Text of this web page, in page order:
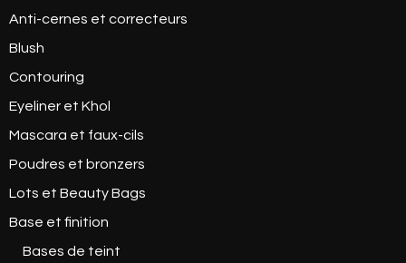
Anti-cernes et correcteurs
Blush
Contouring
Eyeliner et Khol
Mascara et faux-cils
Poudres et bronzers
Lots et Beauty Bags
Base et finition
Bases de teint